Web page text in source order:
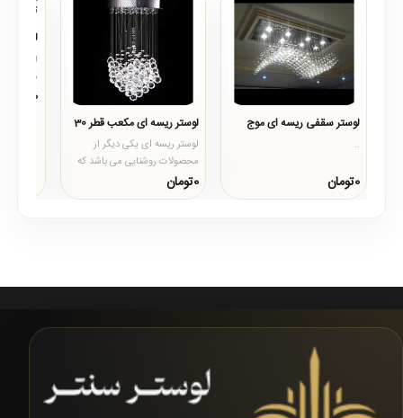
لوستر سقفی ریسه ای موج
..
0تومان
لوستر ریسه ای مکعب قطر 30
لوستر ریسه ای یکی دیگر از
محصولات روشنایی می باشد که
جلوه و زیبای خوبی به منازل شما
می دهد،ریسه های ..
0تومان
لوستر
لوستر
جلوه و0تومان